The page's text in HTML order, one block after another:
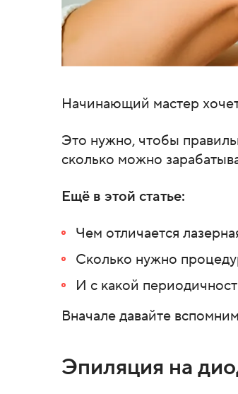
Начинающий мастер
Это нужно, чтобы
сколько можно
Ещё в этой статье:
Чем отличается
Сколько нужно
И с какой
Вначале давайте
Эпиляция на